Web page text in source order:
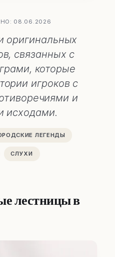
08.06.2026
оригинальных
связанных с
которые
игроков с
и
исходами.
ЛЕГЕНДЫ
СЛУХИ
лестницы в